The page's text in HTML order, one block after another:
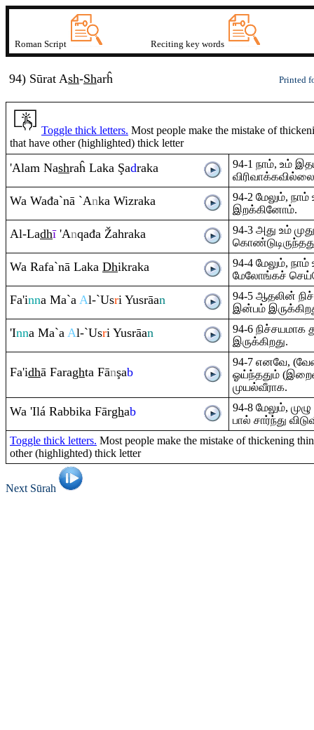
Roman Script Reciting key words
94) Sūrat Ash-Sharĥ Printed
Toggle thick letters. Most people make the mistake of
that have other (highlighted) thick letter
'Alam Nashraĥ Laka Şadraka
94-1 நாம், உம்
Wa Wađa`nā `Anka Wizraka
94-2 மேலும்,
இறக்கினோம்.
Al-Ladhī'Anqađa Žahraka
94-3 அது உம்
Wa Rafa`nā Laka Dhikraka
94-4 மேலும்,
மேலோங்கச்
Fa'inna Ma`a Al-`Usri Yusrāan
94-5 ஆதலின்
இன்பம்
'Inna Ma`a Al-`Usri Yusrāan
94-6
இருக்கிறது.
Fa'idhā Faraghta Fānşab
94-7 எனவே,
ஓய்ந்ததும்
முயல்வீராக.
Wa 'Ilá Rabbika Fārghab
94-8 மேலும்,
பால் சார்ந்து
Toggle thick letters. Most people make the mistake of thickening
other (highlighted) thick letter
Next Sūrah